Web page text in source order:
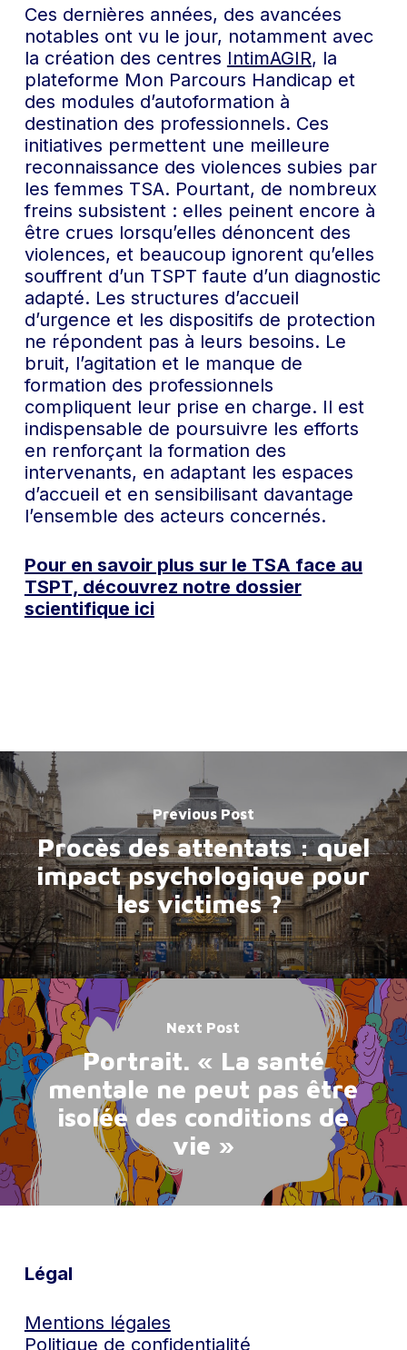
Ces dernières années, des avancées
notables ont vu le jour, notamment avec
la création des centres IntimAGIR, la
plateforme Mon Parcours Handicap et
des modules d’autoformation à
destination des professionnels. Ces
initiatives permettent une meilleure
reconnaissance des violences subies par
les femmes TSA. Pourtant, de nombreux
freins subsistent : elles peinent encore à
être crues lorsqu’elles dénoncent des
violences, et beaucoup ignorent qu’elles
souffrent d’un TSPT faute d’un diagnostic
adapté. Les structures d’accueil
d’urgence et les dispositifs de protection
ne répondent pas à leurs besoins. Le
bruit, l’agitation et le manque de
formation des professionnels
compliquent leur prise en charge. Il est
indispensable de poursuivre les efforts
en renforçant la formation des
intervenants, en adaptant les espaces
d’accueil et en sensibilisant davantage
l’ensemble des acteurs concernés.
Pour en savoir plus sur le TSA face au
TSPT, découvrez notre dossier
scientifique ici
Previous Post
Procès des attentats : quel
impact psychologique pour
les victimes ?
Next Post
Portrait. « La santé
mentale ne peut pas être
isolée des conditions de
vie »
Légal
Mentions légales
Politique de confidentialité